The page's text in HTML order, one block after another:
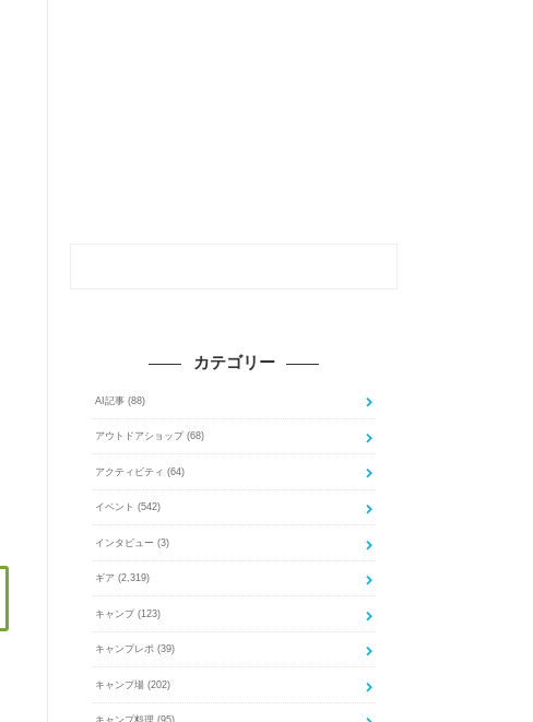
カテゴリー
AI記事 (88)
アウトドアショップ (68)
アクティビティ (64)
イベント (542)
インタビュー (3)
ギア (2,319)
キャンプ (123)
キャンプレポ (39)
キャンプ場 (202)